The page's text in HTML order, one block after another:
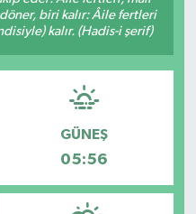
biri kalır: Âile fertleri
kalır. (Hadis-i şerif)
GÜNEŞ
05:56